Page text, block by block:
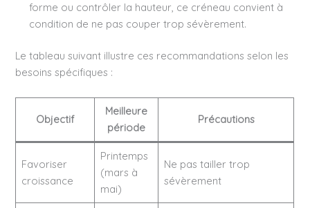
forme ou contrôler la hauteur, ce créneau convient à
condition de ne pas couper trop sévèrement.
Le tableau suivant illustre ces recommandations selon les
besoins spécifiques :
Objectif
Meilleure
période
Précautions
Favoriser
croissance
Printemps
(mars à
mai)
Ne pas tailler trop
sévèrement